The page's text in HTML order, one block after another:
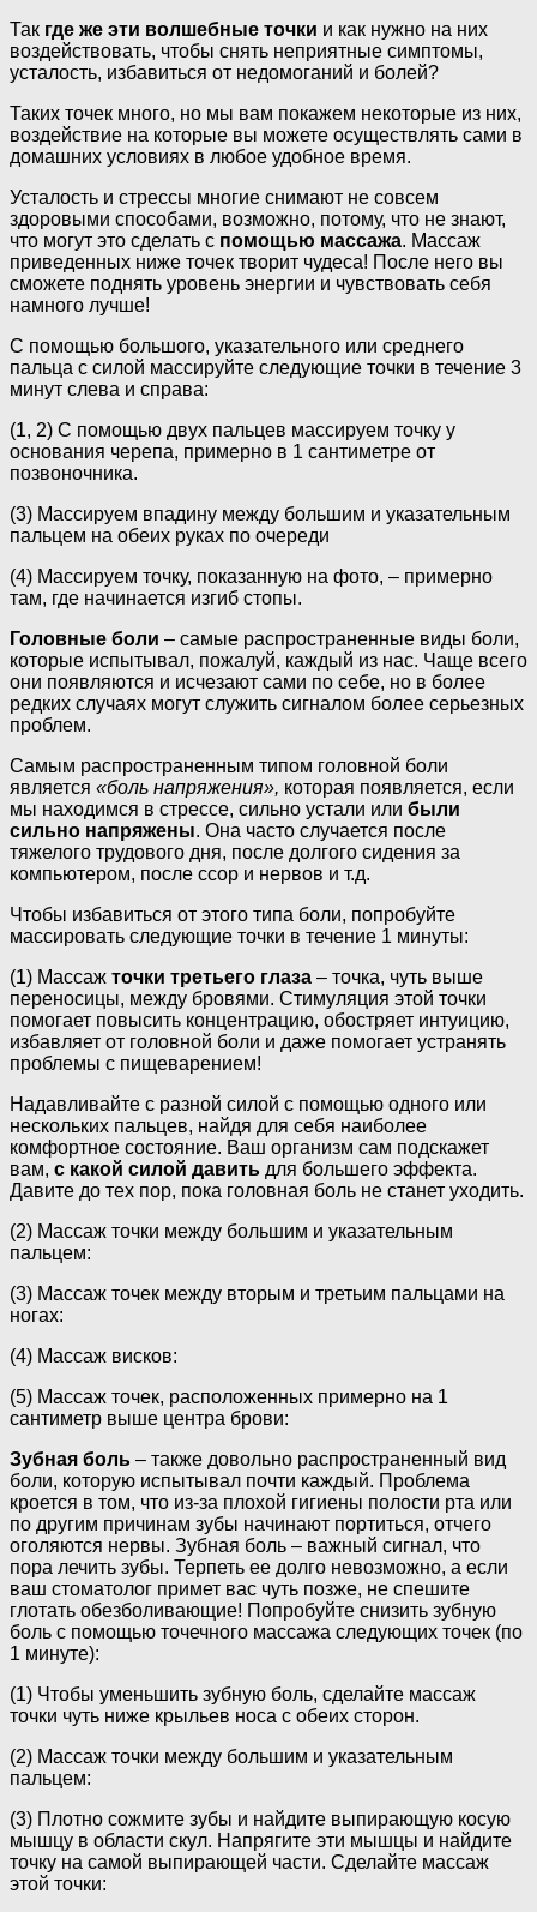
Так где же эти волшебные точки и как нужно на них
воздействовать, чтобы снять неприятные симптомы,
усталость, избавиться от недомоганий и болей?
Таких точек много, но мы вам покажем некоторые из них,
воздействие на которые вы можете осуществлять сами в
домашних условиях в любое удобное время.
Усталость и стрессы многие снимают не совсем
здоровыми способами, возможно, потому, что не знают,
что могут это сделать с помощью массажа. Массаж
приведенных ниже точек творит чудеса! После него вы
сможете поднять уровень энергии и чувствовать себя
намного лучше!
С помощью большого, указательного или среднего
пальца с силой массируйте следующие точки в течение 3
минут слева и справа:
(1, 2) С помощью двух пальцев массируем точку у
основания черепа, примерно в 1 сантиметре от
позвоночника.
(3) Массируем впадину между большим и указательным
пальцем на обеих руках по очереди
(4) Массируем точку, показанную на фото, – примерно
там, где начинается изгиб стопы.
Головные боли – самые распространенные виды боли,
которые испытывал, пожалуй, каждый из нас. Чаще всего
они появляются и исчезают сами по себе, но в более
редких случаях могут служить сигналом более серьезных
проблем.
Самым распространенным типом головной боли
является «боль напряжения», которая появляется, если
мы находимся в стрессе, сильно устали или были
сильно напряжены. Она часто случается после
тяжелого трудового дня, после долгого сидения за
компьютером, после ссор и нервов и т.д.
Чтобы избавиться от этого типа боли, попробуйте
массировать следующие точки в течение 1 минуты:
(1) Массаж точки третьего глаза – точка, чуть выше
переносицы, между бровями. Стимуляция этой точки
помогает повысить концентрацию, обостряет интуицию,
избавляет от головной боли и даже помогает устранять
проблемы с пищеварением!
Надавливайте с разной силой с помощью одного или
нескольких пальцев, найдя для себя наиболее
комфортное состояние. Ваш организм сам подскажет
вам, с какой силой давить для большего эффекта.
Давите до тех пор, пока головная боль не станет уходить.
(2) Массаж точки между большим и указательным
пальцем:
(3) Массаж точек между вторым и третьим пальцами на
ногах:
(4) Массаж висков:
(5) Массаж точек, расположенных примерно на 1
сантиметр выше центра брови:
Зубная боль – также довольно распространенный вид
боли, которую испытывал почти каждый. Проблема
кроется в том, что из-за плохой гигиены полости рта или
по другим причинам зубы начинают портиться, отчего
оголяются нервы. Зубная боль – важный сигнал, что
пора лечить зубы. Терпеть ее долго невозможно, а если
ваш стоматолог примет вас чуть позже, не спешите
глотать обезболивающие! Попробуйте снизить зубную
боль с помощью точечного массажа следующих точек (по
1 минуте):
(1) Чтобы уменьшить зубную боль, сделайте массаж
точки чуть ниже крыльев носа с обеих сторон.
(2) Массаж точки между большим и указательным
пальцем:
(3) Плотно сожмите зубы и найдите выпирающую косую
мышцу в области скул. Напрягите эти мышцы и найдите
точку на самой выпирающей части. Сделайте массаж
этой точки: